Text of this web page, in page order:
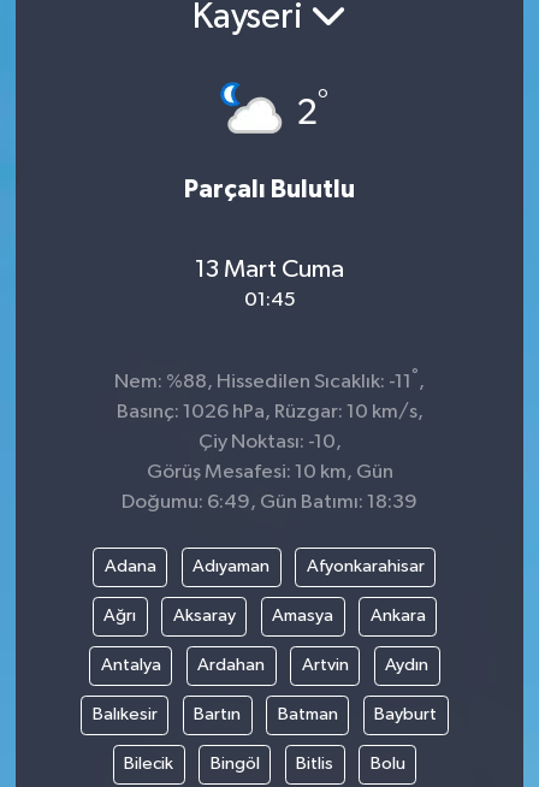
Kayseri
2°
Parçalı Bulutlu
13 Mart Cuma
01:45
Nem: %88, Hissedilen Sıcaklık: -11 ° ,
Basınç: 1026 hPa, Rüzgar: 10 km/s,
Çiy Noktası: -10,
Görüş Mesafesi: 10 km, Gün
Doğumu: 6:49, Gün Batımı: 18:39
Adana Adıyaman Afyonkarahisar
Ağrı Aksaray Amasya Ankara
Antalya Ardahan Artvin Aydın
Balıkesir Bartın Batman Bayburt
Bilecik Bingöl Bitlis Bolu